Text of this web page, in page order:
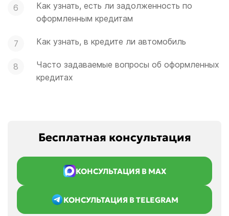
Как узнать, есть ли задолженность по
оформленным кредитам
Как узнать, в кредите ли автомобиль
Часто задаваемые вопросы об оформленных
кредитах
Бесплатная консультация
КОНСУЛЬТАЦИЯ В MAX
КОНСУЛЬТАЦИЯ В TELEGRAM